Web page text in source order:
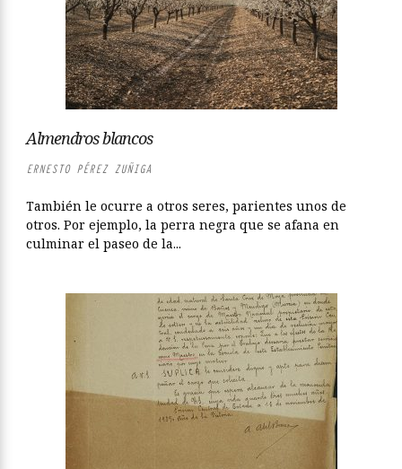
Almendros blancos
ERNESTO PÉREZ ZUÑIGA
También le ocurre a otros seres, parientes unos de
otros. Por ejemplo, la perra negra que se afana en
culminar el paseo de la...